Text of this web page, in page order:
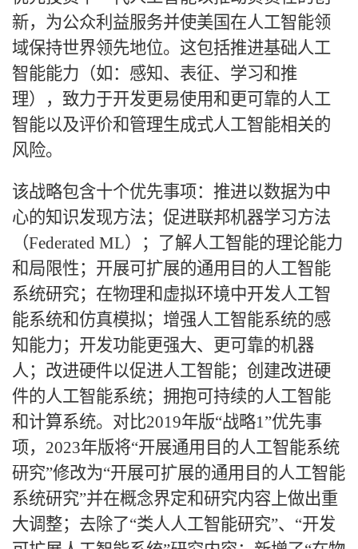
新，为公众利益服务并使美国在人工智能领
域保持世界领先地位。这包括推进基础人工
智能能力（如：感知、表征、学习和推
理），致力于开发更易使用和更可靠的人工
智能以及评价和管理生成式人工智能相关的
风险。
该战略包含十个优先事项：推进以数据为中
心的知识发现方法；促进联邦机器学习方法
（Federated ML）；了解人工智能的理论能力
和局限性；开展可扩展的通用目的人工智能
系统研究；在物理和虚拟环境中开发人工智
能系统和仿真模拟；增强人工智能系统的感
知能力；开发功能更强大、更可靠的机器
人；改进硬件以促进人工智能；创建改进硬
件的人工智能系统；拥抱可持续的人工智能
和计算系统。对比2019年版“战略1”优先事
项，2023年版将“开展通用目的人工智能系统
研究”修改为“开展可扩展的通用目的人工智能
系统研究”并在概念界定和研究内容上做出重
大调整；去除了“类人人工智能研究”、“开发